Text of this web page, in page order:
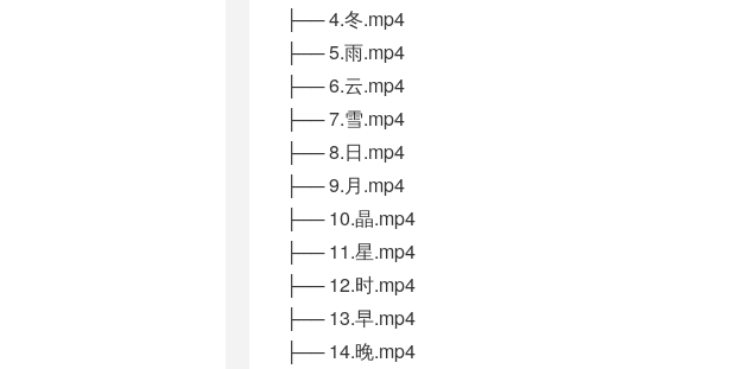
├── 4.冬.mp4
├── 5.雨.mp4
├── 6.云.mp4
├── 7.雪.mp4
├── 8.日.mp4
├── 9.月.mp4
├── 10.晶.mp4
├── 11.星.mp4
├── 12.时.mp4
├── 13.早.mp4
├── 14.晚.mp4